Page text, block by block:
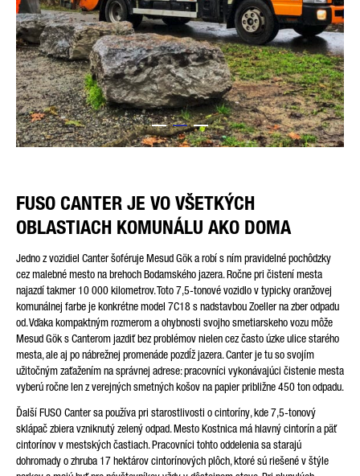
Vaše údaje spracujeme, uložíme a použijeme starostlivo podľa
zákonných ustanovení o ochrane údajov podľa vášho súhlasu
a len na účely vybavenia vašej otázky. Ďalšie detaily o
spracovaní vašich osobných údajov spoločnosťou Daimler
Truck AG a takisto detailné oznámenia o vašich právach
nájdete voznámeniach o ochrane údajov.
FUSO CANTER JE VO VŠETKÝCH
OBLASTIACH KOMUNÁLU AKO DOMA
Jedno z vozidiel Canter šoféruje Mesud Gök a robí s ním pravidelné pochôdzky
cez malebné mesto na brehoch Bodamského jazera. Ročne pri čistení mesta
najazdí takmer 10 000 kilometrov. Toto 7,5-tonové vozidlo v typicky oranžovej
komunálnej farbe je konkrétne model 7C18 s nadstavbou Zoeller na zber odpadu
od. Vďaka kompaktným rozmerom a ohybnosti svojho smetiarskeho vozu môže
Mesud Gök s Canterom jazdiť bez problémov nielen cez často úzke ulice starého
mesta, ale aj po nábrežnej promenáde pozdĺž jazera. Canter je tu so svojím
užitočným zaťažením na správnej adrese: pracovníci vykonávajúci čistenie mesta
vyberú ročne len z verejných smetných košov na papier približne 450 ton odpadu.
Ďalší FUSO Canter sa používa pri starostlivosti o cintoríny, kde 7,5-tonový
sklápač zbiera vzniknutý zelený odpad. Mesto Kostnica má hlavný cintorín a päť
cintorínov v mestských častiach. Pracovníci tohto oddelenia sa starajú
dohromady o zhruba 17 hektárov cintorínových plôch, ktoré sú riešené v štýle